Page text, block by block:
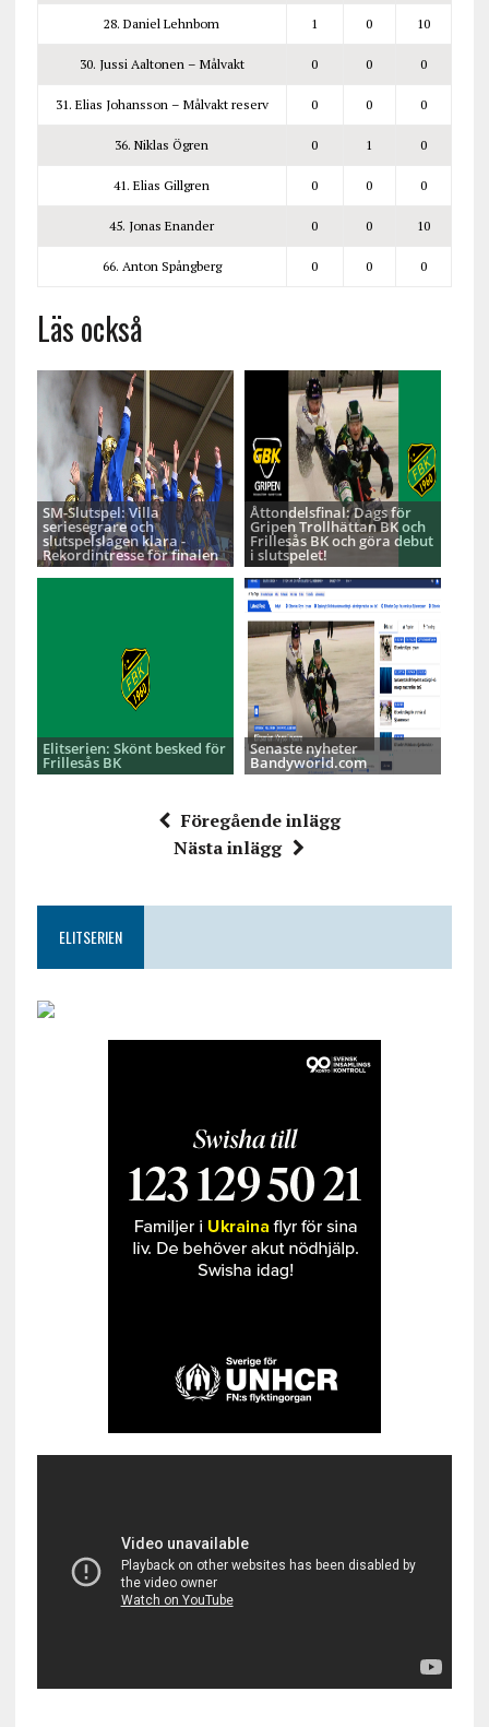
28. Daniel Lehnbom 1 0 10
30. Jussi Aaltonen – Målvakt 0 0 0
31. Elias Johansson – Målvakt reserv 0 0 0
36. Niklas Ögren 0 1 0
41. Elias Gillgren 0 0 0
45. Jonas Enander 0 0 10
66. Anton Spångberg 0 0 0
Läs också
SM-Slutspel: Villa
seriesegrare och
slutspelslagen klara -
Rekordintresse för finalen
Åttondelsfinal: Dags för
Gripen Trollhättan BK och
Frillesås BK och göra debut
i slutspelet!
Elitserien: Skönt besked för
Frillesås BK
Senaste nyheter
Bandyworld.com
Föregående inlägg
Nästa inlägg
ELITSERIEN